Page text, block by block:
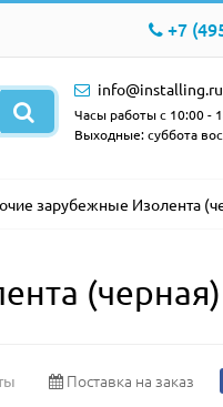
+7
info@installing.ru
Часы работы с 10:00 -
Выходные: суббота
зарубежные Изолента
Поставка на заказ